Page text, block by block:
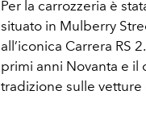
Per la carrozzeria è
situato in Mulberry
all’iconica Carrera RS
primi anni Novanta e il
tradizione sulle